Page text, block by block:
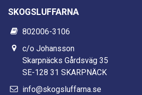
SKOGSLUFFARNA
802006-3106
c/o Johansson
Skarpnäcks Gårdsväg 35
SE-128 31 SKARPNÄCK
info@skogsluffarna.se